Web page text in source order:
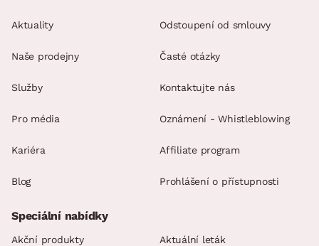
Aktuality
Naše prodejny
Služby
Pro média
Kariéra
Blog
Odstoupení od smlouvy
Časté otázky
Kontaktujte nás
Oznámení - Whistleblowing
Affiliate program
Prohlášení o přístupnosti
Speciální nabídky
Akční produkty Aktuální leták